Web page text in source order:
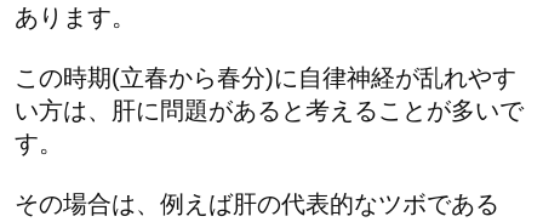
あります。
この時期(立春から春分)に自律神経が乱れやす
い方は、肝に問題があると考えることが多いで
す。
その場合は、例えば肝の代表的なツボである